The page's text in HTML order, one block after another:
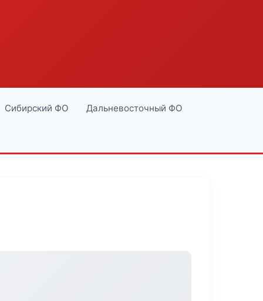
Сибирский ФО Дальневосточный ФО